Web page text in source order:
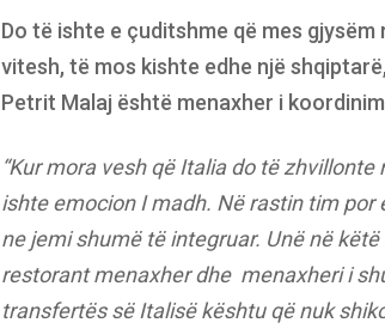
Do të ishte e çuditshme që mes
vitesh, të mos kishte edhe një
Petrit Malaj është menaxher i
“Kur mora vesh që Italia do të
ishte emocion I madh. Në rastin tim
ne jemi shumë të integruar. Unë në
restorant menaxher dhe menaxheri i
transfertës së Italisë kështu që nuk